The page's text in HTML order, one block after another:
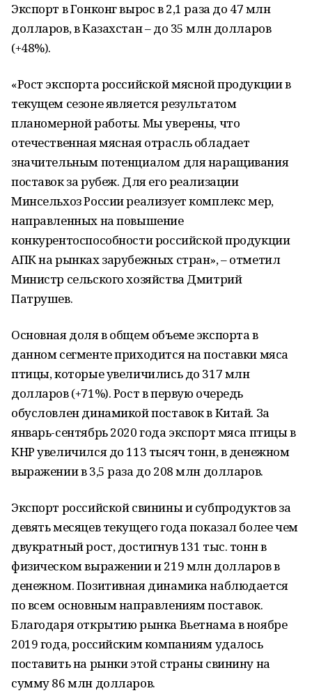
Экспорт в Гонконг вырос в 2,1 раза до 47 млн
долларов, в Казахстан – до 35 млн долларов
(+48%).
«Рост экспорта российской мясной продукции в
текущем сезоне является результатом
планомерной работы. Мы уверены, что
отечественная мясная отрасль обладает
значительным потенциалом для наращивания
поставок за рубеж. Для его реализации
Минсельхоз России реализует комплекс мер,
направленных на повышение
конкурентоспособности российской продукции
АПК на рынках зарубежных стран», – отметил
Министр сельского хозяйства Дмитрий
Патрушев.
Основная доля в общем объеме экспорта в
данном сегменте приходится на поставки мяса
птицы, которые увеличились до 317 млн
долларов (+71%). Рост в первую очередь
обусловлен динамикой поставок в Китай. За
январь-сентябрь 2020 года экспорт мяса птицы в
КНР увеличился до 113 тысяч тонн, в денежном
выражении в 3,5 раза до 208 млн долларов.
Экспорт российской свинины и субпродуктов за
девять месяцев текущего года показал более чем
двукратный рост, достигнув 131 тыс. тонн в
физическом выражении и 219 млн долларов в
денежном. Позитивная динамика наблюдается
по всем основным направлениям поставок.
Благодаря открытию рынка Вьетнама в ноябре
2019 года, российским компаниям удалось
поставить на рынки этой страны свинину на
сумму 86 млн долларов.